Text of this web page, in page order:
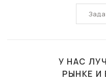
У НАС
РЫНКЕ И